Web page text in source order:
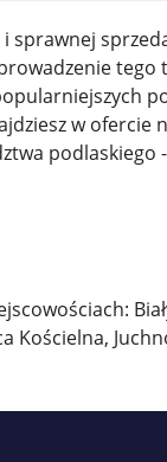
sprawnej
w ofercie
podlaskiego
Kościelna,